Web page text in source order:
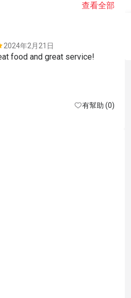
查看全部
2024年2月21日
有幫助 (0)